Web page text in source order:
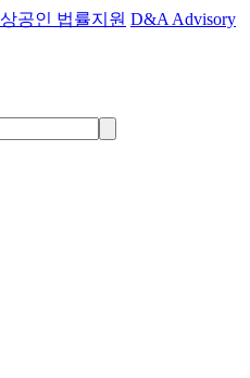
공인 법률지원 D&A Advisory